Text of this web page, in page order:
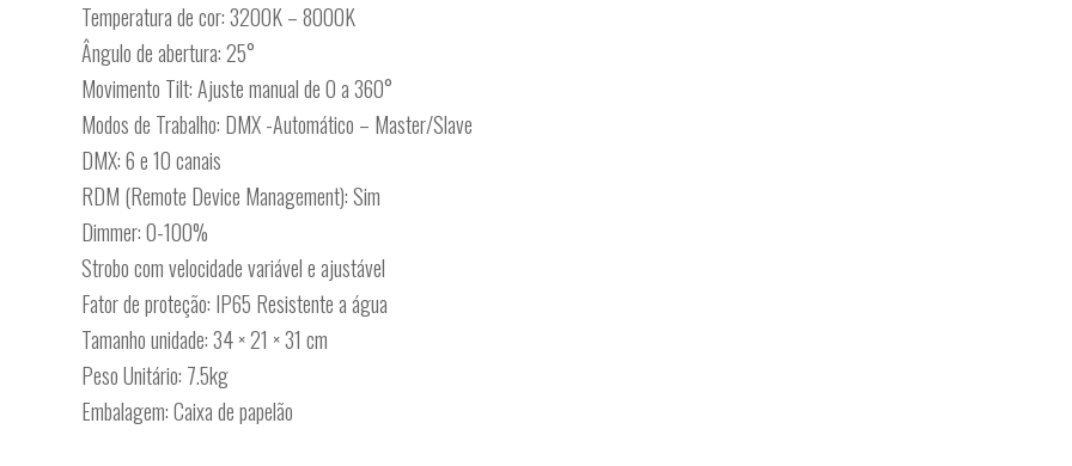
Temperatura de cor: 3200K – 8000K
Ângulo de abertura: 25°
Movimento Tilt: Ajuste manual de 0 a 360°
Modos de Trabalho: DMX -Automático – Master/Slave
DMX: 6 e 10 canais
RDM (Remote Device Management): Sim
Dimmer: 0-100%
Strobo com velocidade variável e ajustável
Fator de proteção: IP65 Resistente a água
Tamanho unidade: 34 × 21 × 31 cm
Peso Unitário: 7.5kg
Embalagem: Caixa de papelão